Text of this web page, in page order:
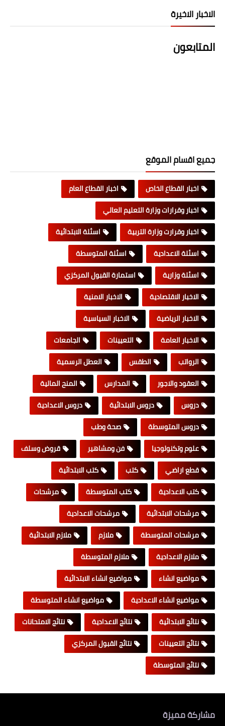
الاخبار الاخيرة
المتابعون
جميع اقسام الموقع
اخبار القطاع الخاص
اخبار القطاع العام
اخبار وقرارات وزارة التعليم العالي
اخبار وقرارت وزارة التربية
اسئلة الابتدائية
اسئلة الاعدادية
اسئلة المتوسطة
اسئلة وزارية
استمارة القبول المركزي
الاخبار الاقتصادية
الاخبار الامنية
الاخبار الرياضية
الاخبار السياسية
الاخبار العامة
التعيينات
الجامعات
الرواتب
الطقس
العطل الرسمية
العقود والاجور
المدارس
المنح المالية
دروس
دروس الابتدائية
دروس الاعدادية
دروس المتوسطة
صحة وطب
علوم وتكنولوجيا
فن ومشاهير
قروض وسلف
قطع اراضي
كتب
كتب الابتدائية
كتب الاعدادية
كتب المتوسطة
مرشحات
مرشحات الابتدائية
مرشحات الاعدادية
مرشحات المتوسطة
ملازم
ملازم الابتدائية
ملازم الاعدادية
ملازم المتوسطة
مواضيع انشاء
مواضيع انشاء الابتدائية
مواضيع انشاء الاعدادية
مواضيع انشاء المتوسطة
نتائج الابتدائية
نتائج الاعدادية
نتائج الامتحانات
نتائج التعيينات
نتائج القبول المركزي
نتائج المتوسطة
مشاركة مميزة